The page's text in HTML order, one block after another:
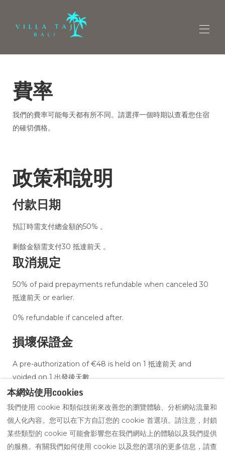
費率
費率
我們的費率可能每天都有所不同。請選擇一個時期以查看您住宿
的確切價格。
政策和說明
付款日期
預訂時需支付總金額的50% 。
剩餘金額需支付30 抵達前天 。
取消規定
50% of paid prepayments refundable when canceled 30
抵達前天 or earlier.
0% refundable if canceled after.
損壞保證金
A pre-authorization of €48 is held on 1 抵達前天 and
voided on 1 出發後天數
Chinese
(Traditional)
EUR +6287878948419
本網站使用cookies
我們使用 cookie 和類似技術來改善您的瀏覽體驗、分析網站流量和
個人化內容。您可以在下方自訂您的 cookie 首選項。請注意，封鎖
某些類型的 cookie 可能會影響您在我們網站上的體驗以及我們提供
的服務。有關我們如何使用 cookie 以及您的選項的更多信息，請查